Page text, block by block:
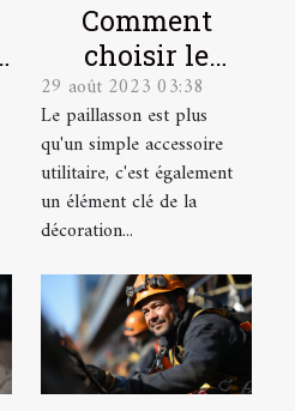
Comment
choisir le
paillasson sur
mesure parfait
pour votre
intérieur et
extérieur
29 août 2023 03:38
Le paillasson est plus
qu'un simple accessoire
utilitaire, c'est également
un élément clé de la
décoration...